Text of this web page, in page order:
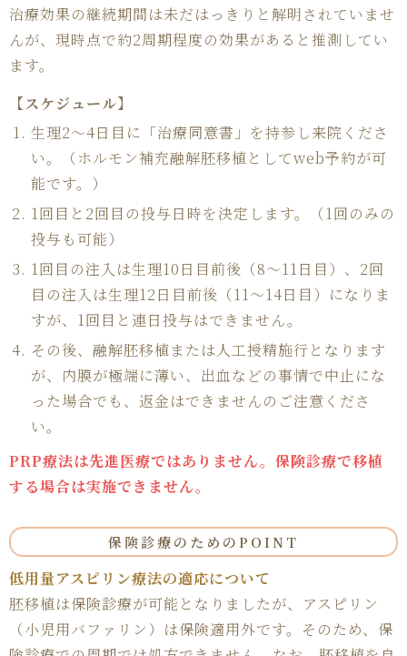
治療効果の継続期間は未だはっきりと解明されていませ
んが、現時点で約2周期程度の効果があると推測してい
ます。
【スケジュール】
生理2〜4日目に「治療同意書」を持参し来院くださ
い。（ホルモン補充融解胚移植としてweb予約が可
能です。）
1回目と2回目の投与日時を決定します。（1回のみの
投与も可能）
1回目の注入は生理10日目前後（8〜11日目）、2回
目の注入は生理12日目前後（11〜14日目）になりま
すが、1回目と連日投与はできません。
その後、融解胚移植または人工授精施行となります
が、内膜が極端に薄い、出血などの事情で中止にな
った場合でも、返金はできませんのご注意くださ
い。
PRP療法は先進医療ではありません。保険診療で移植
する場合は実施できません。
保険診療のためのPOINT
低用量アスピリン療法の適応について
胚移植は保険診療が可能となりましたが、アスピリン
（小児用バファリン）は保険適用外です。そのため、保